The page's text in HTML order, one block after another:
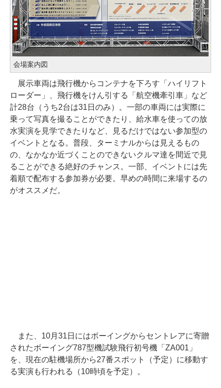
会場案内図
展示車両は飛行機からコンテナを下ろす「ハイリフト
ローダー」、飛行機をけん引する「航空機牽引車」など
計28台（うち2台は31日のみ）。一部の車両には実際に
乗って写真を撮ることができたり、給水車を使っての放
水実演を見学できたりなど、見るだけではない参加型の
イベントとなる。普段、ターミナルからは見えるもの
の、なかなか近づくことのできないクルマ達を間近で見
ることができる絶好のチャンス。一部、イベントには先
着順で配布する参加券が必要。早めの時間に来場するの
がオススメだ。
また、10月31日にはボーイングからセントレアに寄贈
されたボーイング787型機試験飛行初号機「ZA001」
を、現在の駐機場所から27番スポット（予定）に移動す
る実演も行われる（10時頃を予定）。